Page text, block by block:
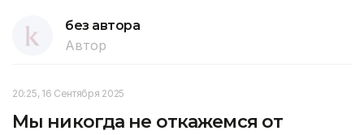
без автора
Автор
20:25, 16 Сентября 2025
Мы никогда не откажемся от